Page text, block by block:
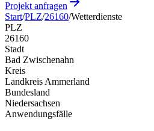
Projekt anfragen
Start/PLZ/26160/Wetterdienste
PLZ
26160
Stadt
Bad Zwischenahn
Kreis
Landkreis Ammerland
Bundesland
Niedersachsen
Anwendungsfälle